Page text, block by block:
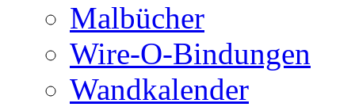
Malbücher
Wire-O-Bindungen
Wandkalender